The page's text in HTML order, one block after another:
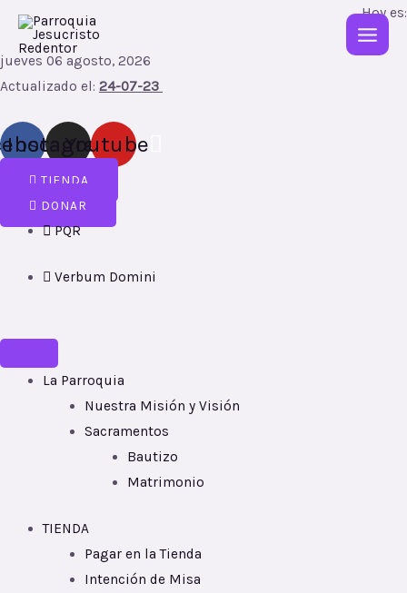
contenido
MAIN
Hoy es:
jueves 06 agosto, 2026
Actualizado el: 24-07-23
Instagram
Youtube
TIENDA
DONAR
PQR
Verbum Domini
La Parroquia
Nuestra Misión y Visión
Sacramentos
Bautizo
Matrimonio
TIENDA
Pagar en la Tienda
Intención de Misa